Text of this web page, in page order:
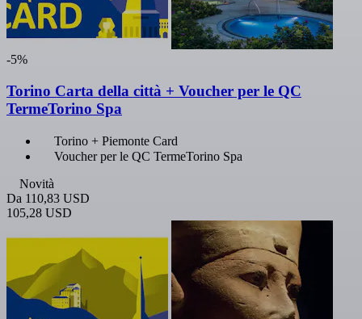
-5%
Torino Carta della città + Voucher per le QC
TermeTorino Spa
Torino + Piemonte Card
Voucher per le QC TermeTorino Spa
Novità
Da 110,83 USD
105,28 USD